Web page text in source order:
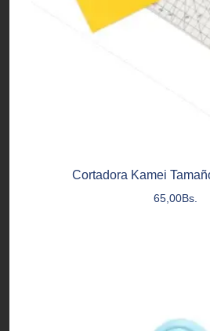
Cortadora Kamei
65,00Bs.